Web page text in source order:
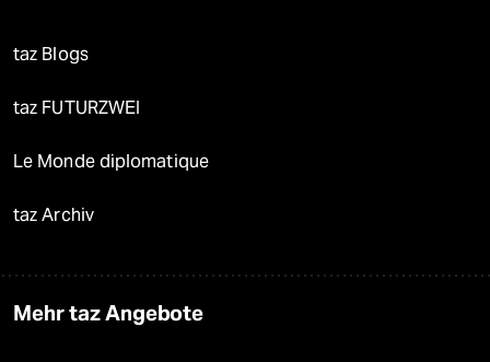
taz Blogs
taz FUTURZWEI
Le Monde diplomatique
taz Archiv
Mehr taz Angebote